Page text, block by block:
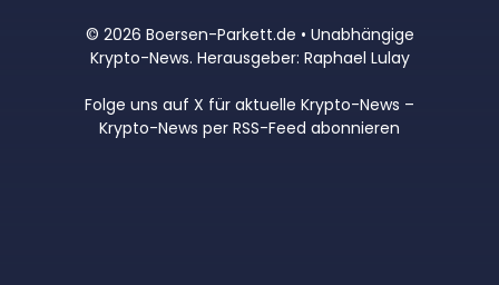
© 2026 Boersen-Parkett.de • Unabhängige
Krypto-News. Herausgeber: Raphael Lulay
Folge uns auf X für aktuelle Krypto-News –
Krypto-News per RSS-Feed abonnieren